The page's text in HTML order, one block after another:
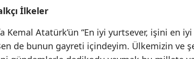
İlkeler
Kemal Atatürk’ün “En iyi yurtsever, işini en iyi
de bunun gayreti içindeyim. Ülkemizin ve